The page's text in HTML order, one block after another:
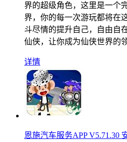
界的超级角色，这里是一个
界，你的每一次游玩都将在
斗尽情的提升自己，自由自
仙侠，让你成为仙侠世界的
详情
恩施汽车服务APP V5.71.30